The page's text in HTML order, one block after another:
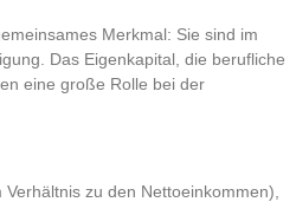
Merkmal: Sie sind im
Das Eigenkapital, die berufliche
eine große Rolle bei der
zu den Nettoeinkommen),